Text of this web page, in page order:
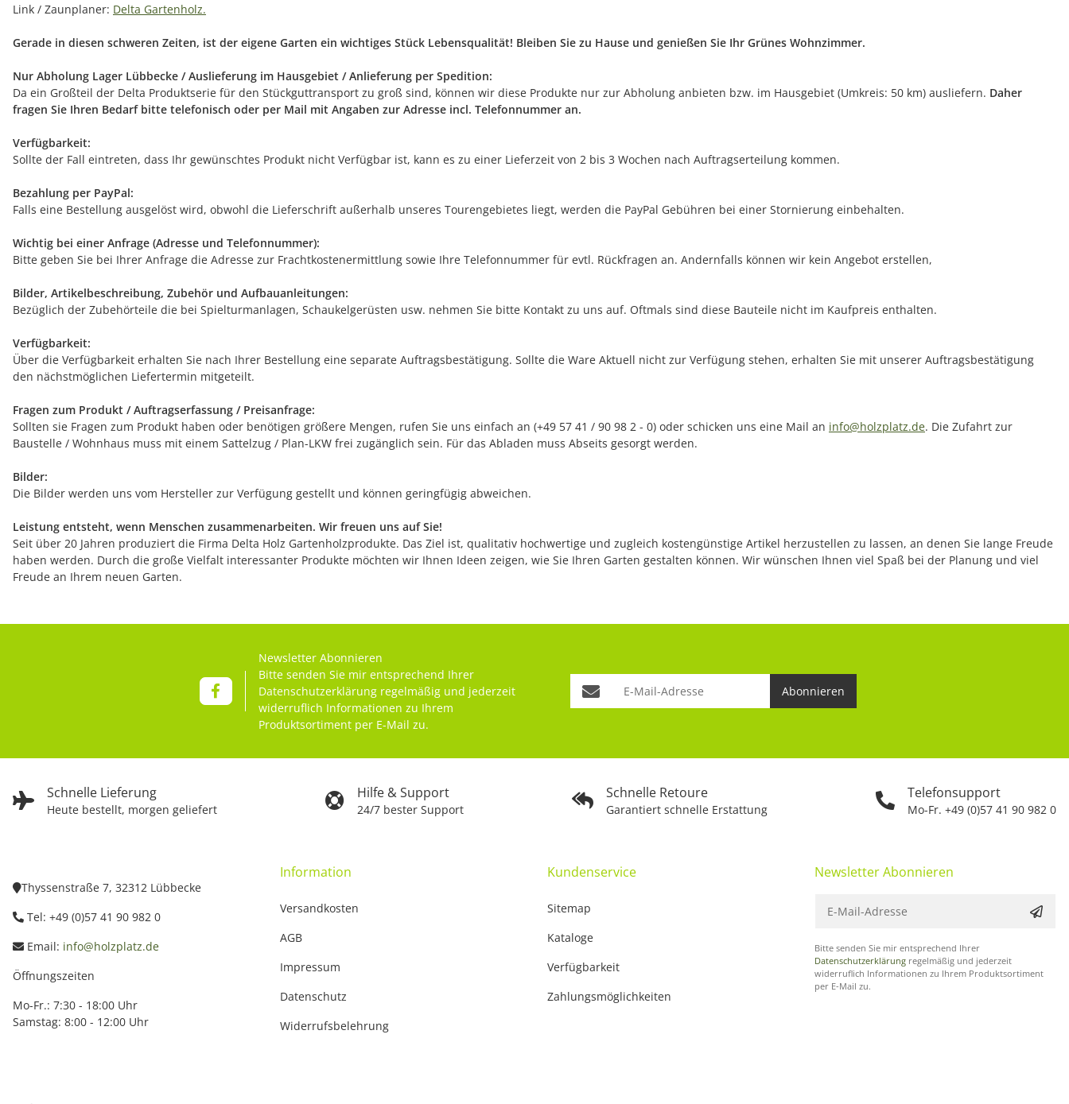
Link / Zaunplaner: Delta Gartenholz.
Gerade in diesen schweren Zeiten, ist der eigene Garten ein wichtiges Stück Lebensqualität! Bleiben Sie zu Hause und genießen Sie Ihr Grünes Wohnzimmer.
Nur Abholung Lager Lübbecke / Auslieferung im Hausgebiet / Anlieferung per Spedition:
Da ein Großteil der Delta Produktserie für den Stückguttransport zu groß sind, können wir diese Produkte nur zur Abholung anbieten bzw. im Hausgebiet (Umkreis: 50 km) ausliefern. Daher
fragen Sie Ihren Bedarf bitte telefonisch oder per Mail mit Angaben zur Adresse incl. Telefonnummer an.
Verfügbarkeit:
Sollte der Fall eintreten, dass Ihr gewünschtes Produkt nicht Verfügbar ist, kann es zu einer Lieferzeit von 2 bis 3 Wochen nach Auftragserteilung kommen.
Bezahlung per PayPal:
Falls eine Bestellung ausgelöst wird, obwohl die Lieferschrift außerhalb unseres Tourengebietes liegt, werden die PayPal Gebühren bei einer Stornierung einbehalten.
Wichtig bei einer Anfrage (Adresse und Telefonnummer):
Bitte geben Sie bei Ihrer Anfrage die Adresse zur Frachtkostenermittlung sowie Ihre Telefonnummer für evtl. Rückfragen an. Andernfalls können wir kein Angebot erstellen,
Bilder, Artikelbeschreibung, Zubehör und Aufbauanleitungen:
Bezüglich der Zubehörteile die bei Spielturmanlagen, Schaukelgerüsten usw. nehmen Sie bitte Kontakt zu uns auf. Oftmals sind diese Bauteile nicht im Kaufpreis enthalten.
Verfügbarkeit:
Über die Verfügbarkeit erhalten Sie nach Ihrer Bestellung eine separate Auftragsbestätigung. Sollte die Ware Aktuell nicht zur Verfügung stehen, erhalten Sie mit unserer Auftragsbestätigung
den nächstmöglichen Liefertermin mitgeteilt.
Fragen zum Produkt / Auftragserfassung / Preisanfrage:
Sollten sie Fragen zum Produkt haben oder benötigen größere Mengen, rufen Sie uns einfach an (+49 57 41 / 90 98 2 - 0) oder schicken uns eine Mail an info@holzplatz.de. Die Zufahrt zur
Baustelle / Wohnhaus muss mit einem Sattelzug / Plan-LKW frei zugänglich sein. Für das Abladen muss Abseits gesorgt werden.
Bilder:
Die Bilder werden uns vom Hersteller zur Verfügung gestellt und können geringfügig abweichen.
Leistung entsteht, wenn Menschen zusammenarbeiten. Wir freuen uns auf Sie!
Seit über 20 Jahren produziert die Firma Delta Holz Gartenholzprodukte. Das Ziel ist, qualitativ hochwertige und zugleich kostengünstige Artikel herzustellen zu lassen, an denen Sie lange Freude
haben werden. Durch die große Vielfalt interessanter Produkte möchten wir Ihnen Ideen zeigen, wie Sie Ihren Garten gestalten können. Wir wünschen Ihnen viel Spaß bei der Planung und viel
Freude an Ihrem neuen Garten.
Schnelle Lieferung
Heute bestellt, morgen geliefert
Hilfe & Support
24/7 bester Support
Schnelle Retoure
Garantiert schnelle Erstattung
Telefonsupport
Mo-Fr. +49 (0)57 41 90 982 0
Newsletter Abonnieren
Bitte senden Sie mir entsprechend Ihrer
Datenschutzerklärung regelmäßig und jederzeit
widerruflich Informationen zu Ihrem
Produktsortiment per E-Mail zu.
Abonnieren
Thyssenstraße 7, 32312 Lübbecke
Tel: +49 (0)57 41 90 982 0
Email: info@holzplatz.de
Öffnungszeiten
Mo-Fr.: 7:30 - 18:00 Uhr
Samstag: 8:00 - 12:00 Uhr
Information
Versandkosten
AGB
Impressum
Datenschutz
Widerrufsbelehrung
Kundenservice
Sitemap
Kataloge
Verfügbarkeit
Zahlungsmöglichkeiten
Newsletter Abonnieren
Bitte senden Sie mir entsprechend Ihrer
Datenschutzerklärung regelmäßig und jederzeit
widerruflich Informationen zu Ihrem Produktsortiment
per E-Mail zu.